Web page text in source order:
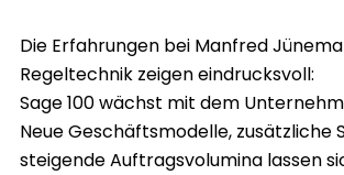
Die Erfahrungen bei Manfred
Regeltechnik zeigen eindrucksvoll:
Sage 100 wächst mit dem
Neue Geschäftsmodelle, zusätzliche
steigende Auftragsvolumina lassen